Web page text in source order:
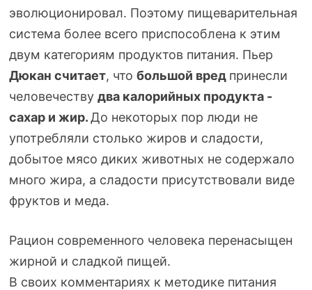
эволюционировал. Поэтому пищеварительная
система более всего приспособлена к этим
двум категориям продуктов питания. Пьер
Дюкан считает, что большой вред принесли
человечеству два калорийных продукта -
сахар и жир.До некоторых пор люди не
употребляли столько жиров и сладости,
добытое мясо диких животных не содержало
много жира, а сладости присутствовали виде
фруктов и меда.
Рацион современного человека перенасыщен
жирной и сладкой пищей.
В своих комментариях к методике питания